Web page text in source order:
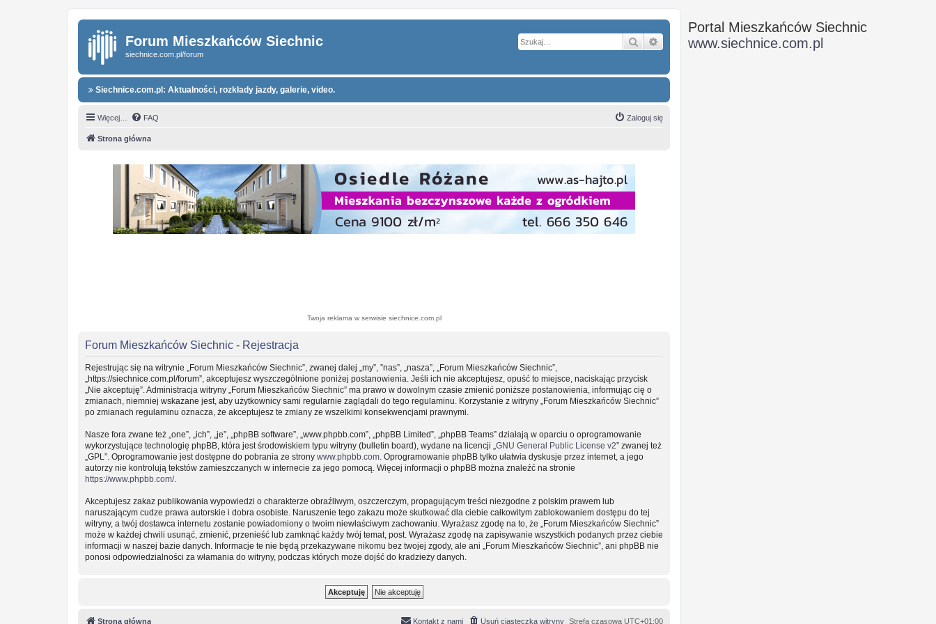
Forum Mieszkańców Siechnic
siechnice.com.pl/forum
Szukaj Wyszukiwanie zaawansowane
Siechnice.com.pl: Aktualności, rozkłady jazdy, galerie, video.
Więcej… FAQ Zaloguj się
Strona główna
Twoja reklama w serwisie siechnice.com.pl
Forum Mieszkańców Siechnic - Rejestracja
Rejestrując się na witrynie „Forum Mieszkańców Siechnic”, zwanej dalej „my”, ”nas”, „nasza”, „Forum Mieszkańców Siechnic”,
„https://siechnice.com.pl/forum”, akceptujesz wyszczególnione poniżej postanowienia. Jeśli ich nie akceptujesz, opuść to miejsce, naciskając przycisk
„Nie akceptuję”. Administracja witryny „Forum Mieszkańców Siechnic” ma prawo w dowolnym czasie zmienić poniższe postanowienia, informując cię o
zmianach, niemniej wskazane jest, aby użytkownicy sami regularnie zaglądali do tego regulaminu. Korzystanie z witryny „Forum Mieszkańców Siechnic”
po zmianach regulaminu oznacza, że akceptujesz te zmiany ze wszelkimi konsekwencjami prawnymi.
Nasze fora zwane też „one”, „ich”, „je”, „phpBB software”, „www.phpbb.com”, „phpBB Limited”, „phpBB Teams” działają w oparciu o oprogramowanie
wykorzystujące technologię phpBB, która jest środowiskiem typu witryny (bulletin board), wydane na licencji „ GNU General Public License v2” zwanej też
„GPL”. Oprogramowanie jest dostępne do pobrania ze strony www.phpbb.com . Oprogramowanie phpBB tylko ułatwia dyskusje przez internet, a jego
autorzy nie kontrolują tekstów zamieszczanych w internecie za jego pomocą. Więcej informacji o phpBB można znaleźć na stronie
https://www.phpbb.com/.
Akceptujesz zakaz publikowania wypowiedzi o charakterze obraźliwym, oszczerczym, propagującym treści niezgodne z polskim prawem lub
naruszającym cudze prawa autorskie i dobra osobiste. Naruszenie tego zakazu może skutkować dla ciebie całkowitym zablokowaniem dostępu do tej
witryny, a twój dostawca internetu zostanie powiadomiony o twoim niewłaściwym zachowaniu. Wyrażasz zgodę na to, że „Forum Mieszkańców Siechnic”
może w każdej chwili usunąć, zmienić, przenieść lub zamknąć każdy twój temat, post. Wyrażasz zgodę na zapisywanie wszystkich podanych przez ciebie
informacji w naszej bazie danych. Informacje te nie będą przekazywane nikomu bez twojej zgody, ale ani „Forum Mieszkańców Siechnic”, ani phpBB nie
ponosi odpowiedzialności za włamania do witryny, podczas których może dojść do kradzieży danych.
Strona główna Strefa czasowa UTC+01:00
Usuń ciasteczka witryny
Kontakt z nami
Portal Mieszkańców Siechnic
www.siechnice.com.pl